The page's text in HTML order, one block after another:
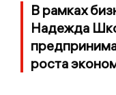
В рамках
Надежда
роста